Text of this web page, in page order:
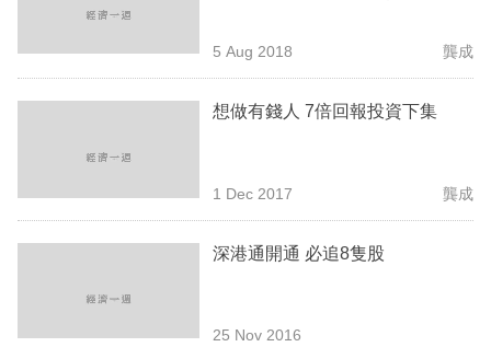
5 Aug 2018 龔成
想做有錢人 7倍回報投資下集
1 Dec 2017 龔成
深港通開通 必追8隻股
25 Nov 2016